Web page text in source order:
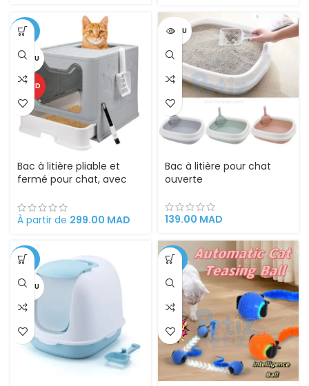
Anti-Odeurs
-25%
VENDU
CHAUD
Bac à litière pliable et
fermé pour chat, avec
À partir de 299.00 MAD
VENDU
Bac à litière pour chat
ouverte
139.00 MAD
-28%
VENDU
-26%